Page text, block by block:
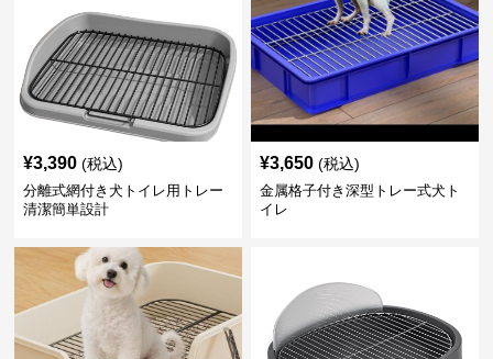
¥3,390 (税込)
分離式網付き犬トイレ用トレー
清潔簡単設計
¥3,650 (税込)
金属格子付き深型トレー式犬ト
イレ